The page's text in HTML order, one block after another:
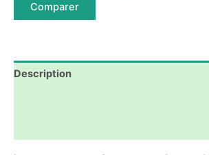
Comparer
Description